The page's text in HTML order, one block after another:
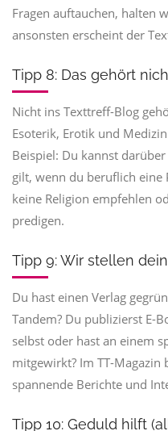
Fragen auftauchen, halten
ansonsten erscheint der
Tipp 8: Das gehört
Nicht ins Texttreff-Blog
Esoterik, Erotik und
Beispiel: Du kannst
gilt, wenn du beruflich eine
keine Religion empfehlen
predigen.
Tipp 9: Wir stellen
Du hast einen Verlag
Tandem? Du publizierst E-
selbst oder hast an einem
mitgewirkt? Im TT-Magazin
spannende Berichte und
Tipp 10: Geduld hilft